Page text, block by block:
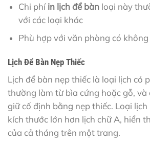
Chi phíin lịch để bànloại này
với các loại khác
Phù hợp với văn phòng có
Lịch Để Bàn Nẹp Thiếc
Lịch để bàn nẹp thiếc là loại lịch có
thường làm từ bìa cứng hoặc gỗ, và
giữ cố định bằng nẹp thiếc. Loại
kích thước lớn hơn lịch chữ A, hiển
của cả tháng trên một trang.